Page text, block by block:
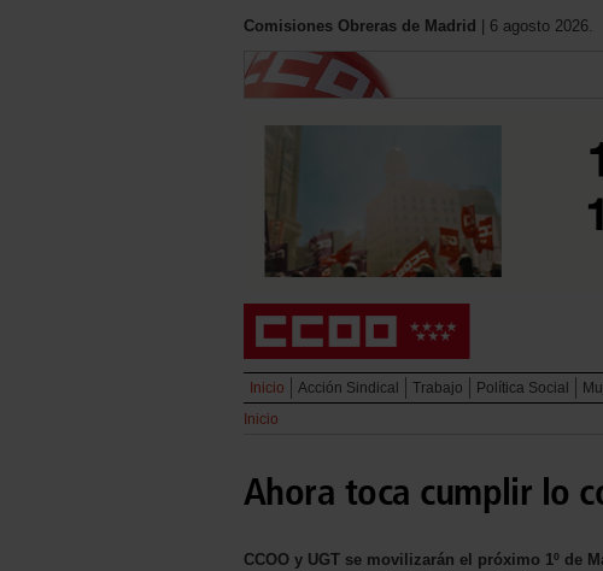
Comisiones Obreras de Madrid | 6 agosto 2026.
Inicio Acción Sindical Trabajo Política Social
Inicio
Ahora toca cumplir lo
CCOO y UGT se movilizarán el próximo 1º de